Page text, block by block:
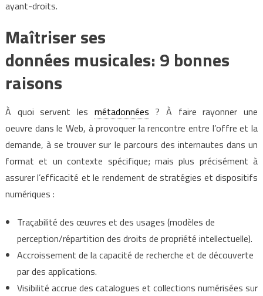
ayant-droits.
Maîtriser ses
données musicales: 9 bonnes
raisons
À quoi servent les métadonnées ? À faire rayonner une
oeuvre dans le Web, à provoquer la rencontre entre l’offre et la
demande, à se trouver sur le parcours des internautes dans un
format et un contexte spécifique; mais plus précisément à
assurer l’efficacité et le rendement de stratégies et dispositifs
numériques :
Traçabilité des œuvres et des usages (modèles de
perception/répartition des droits de propriété intellectuelle).
Accroissement de la capacité de recherche et de découverte
par des applications.
Visibilité accrue des catalogues et collections numérisées sur